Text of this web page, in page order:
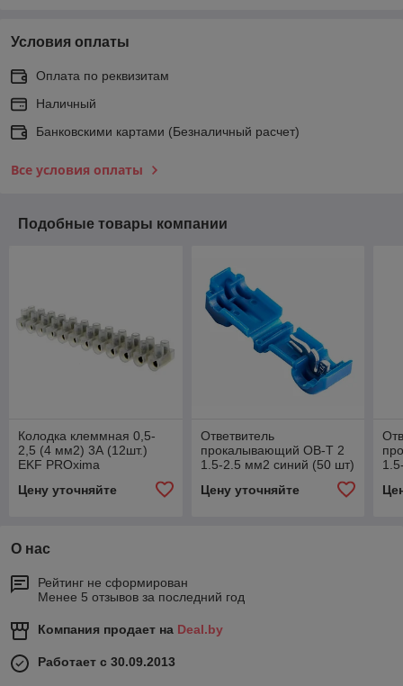
Условия оплаты
Оплата по реквизитам
Наличный
Банковскими картами (Безналичный расчет)
Все условия оплаты
Подобные товары компании
Колодка клеммная 0,5-
2,5 (4 мм2) 3А (12шт.)
EKF PROxima
Цену уточняйте
Ответвитель
прокалывающий ОВ-Т 2
1.5-2.5 мм2 синий (50 шт)
Цену уточняйте
О нас
Рейтинг не сформирован
Менее 5 отзывов за последний год
Компания продает на Deal.by
Работает с 30.09.2013